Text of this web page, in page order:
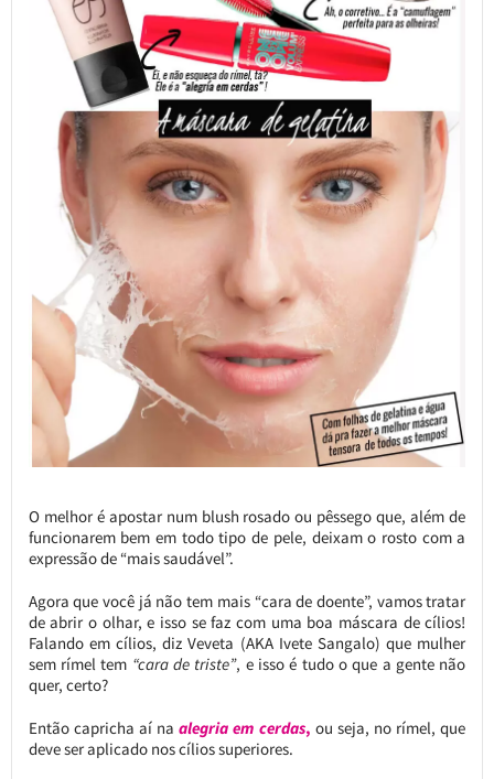
O melhor é apostar num blush rosado ou pêssego que, além de
funcionarem bem em todo tipo de pele, deixam o rosto com a
expressão de “mais saudável”.
Agora que você já não tem mais “cara de doente”, vamos tratar
de abrir o olhar, e isso se faz com uma boa máscara de cílios!
Falando em cílios, diz Veveta (AKA Ivete Sangalo) que mulher
sem rímel tem “cara de triste”, e isso é tudo o que a gente não
quer, certo?
Então capricha aí naalegria em cerdas, ou seja, no rímel, que
deve ser aplicado nos cílios superiores.